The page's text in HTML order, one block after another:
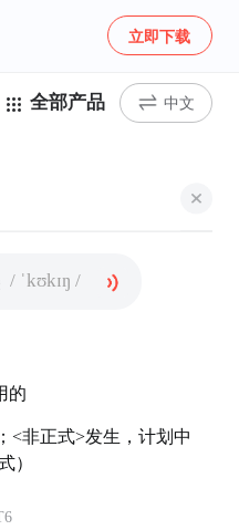
立即下载
全部产品 中文
/ ˈkʊkɪŋ /
的
<非正式>发生，计划中
）